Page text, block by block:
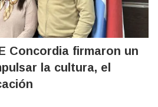
Concordia firmaron un
la cultura, el